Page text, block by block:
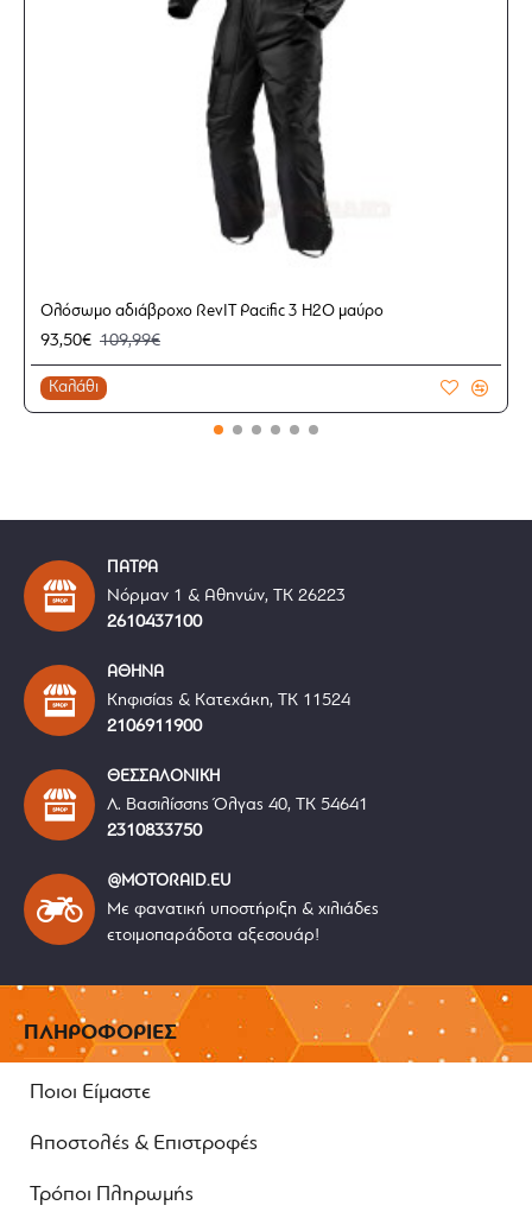
Ολόσωμο αδιάβροχο RevIT Pacific 3 H2O μαύρο
93,50€ 109,99€
Καλάθι
ΠΑΤΡΑ
Νόρμαν 1 & Αθηνών, ΤΚ 26223
2610437100
ΑΘΗΝΑ
Κηφισίας & Κατεχάκη, ΤΚ 11524
2106911900
ΘΕΣΣΑΛΟΝΙΚΗ
Λ. Βασιλίσσης Όλγας 40, ΤΚ 54641
2310833750
@MOTORAID.EU
Με φανατική υποστήριξη & χιλιάδες
ετοιμοπαράδοτα αξεσουάρ!
ΠΛΗΡΟΦΟΡΙΕΣ
Ποιοι Είμαστε
Αποστολές & Επιστροφές
Τρόποι Πληρωμής